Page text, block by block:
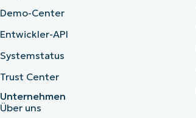
Demo-Center
Entwickler-API
Systemstatus
Trust Center
Unternehmen
Über uns